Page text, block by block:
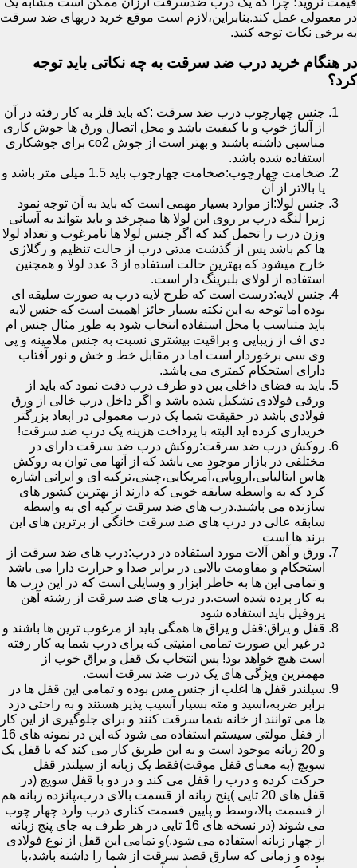
در معمولی عمل کند.بنابراین،لازم است موقع خرید دربهای ضد سرقت
به برخی نکات توجه کنید.
در هنگام خرید درب ضد سرقت به چه نکاتی باید توجه
کرد؟
جنس چهارچوب درب ضد سرقت :که باید فلز به کار رفته در آن
از آلیاژ خوب و با کیفیت باشد و محل اتصال ورق ها جوش کاری
مناسبی داشته باشند و بهتر است از جوش co2 برای جوشکاری
استفاده شده باشد.
ضخامت چهارچوب:ضخامت چهارچوب باید 1.5 میلی متر باشد و
یا بالاتر از آن
جنس لولا:از موارد بسیار مهمی است که باید به آن توجه نمود
زیرا لنگه درب بر روی این لولا ها میچرخد و باید بتواند به آسانی
وزن درب را تحمل کند که اگر جنس لولا ها نامرغوب و تعداد لولا
ها کم باشد پس از گذشت مدتی درب از حالت تنظیم و رگلاژی
خارج میشود که بهترین حالت استفاده از 3 عدد لولا و همچنین
استفاده از لولای بلبرینگ دار است.
جنس لایه:درست است که طرح لایه درب به صورت سلیقه ای
بوده اما توجه به این نکته بسیار حائز اهمیت است که جنس لایه
باید متناسب با محل استفاده انتخاب شود به طور مثال جنس ام
دی اف از زیبایی و براقیت بیشتری نسبت به جنس ملامینه و پی
وی سی برخوردار است اما در مقابل خط و خش و نور آفتاب
دارای استحکام کمتری می باشد.
باید به فضای داخلی بین دو طرف درب دقت نمود که باید از
ورقی فولادی تشکیل شده باشد و اگر داخل درب خالی از ورق
فولادی باشد در حقیقت شما یک درب معمولی در ابعاد بزرگتر
خریداری کرده اید البته با پرداخت هزینه یک درب ضد سرقت!
روکش درب ضد سرقت:روکش درب ضد سرقت دارای در
مختلفی در بازار موجود می باشد که از آنها می توان به روکش
هاس ایتالیایی،اروپایی،آمریکایی،چینی،ترکیه ای و ایرانی اشاره
کرد که به واسطه سابقه خوبی که دارند از بهترین کشور های
سازنده می باشند.درب های ضد سرقت ترکیه ای به واسطه
سابقه عالی در درب های ضد سرقت خانگی از برترین های این
برند ها است
ورق و آهن آلات مورد استفاده در درب:درب های ضد سرقت از
استحکام و مقاومت بالایی در برابر صدا و حرارت دارا می باشد
و تمامی این ها به خاطر ابزار و وسایلی است که در این درب ها
به کار برده شده است.در درب های ضد سرقت از رشته آهن
پروفیل باید استفاده شود
قفل و یراق:قفل و یراق ها همگی باید از مرغوب ترین ها باشند و
در غیر این صورت تمامی امنیتی که برای درب شما به کار رفته
است هیچ خواهد بود! پس انتخاب یک قفل و یراق خوب از
مهمترین ویژگی های یک درب ضد سرقت است.
سیلندر قفل ها اغلب از جنس مس بوده و تمامی این قفل ها در
برابر ضربه،اسید و مته بسیار آسیب پذیر هستند و به راحتی دزد
ها می توانند از خانه شما سرقت کنند و برای جلوگیری از این کار
از قفل مولتی سیستم استفاده می شود که این در نمونه های 16
و 20 زبانه موجود است و به این طریق کار می کند که با قفل یک
سویچ (به معنای قفل موقت)فقط یک زبانه از سیلندر قفل
حرکت کرده و درب را قفل می کند و در دو با قفل سویچ (در
قفل های 20 تایی )پنج زبانه از قسمت بالای درب،پانزده زبانه هم
از قسمت بالا،وسط و پایین قسمت کناری درب وارد چهار چوب
می شوند (در نسخه های 16 تایی در هر طرف به جای پنج زبانه
از چهار زبانه استفاده می شود.)و تمامی این قفل از نوع فولادی
بوده و زمانی که سارق قصد سرقت از شما را داشته باشد،با